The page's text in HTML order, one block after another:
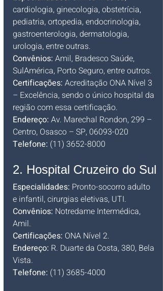
cardiologia, ginecologia, obstetrícia,
pediatria, ortopedia, endocrinologia,
gastroenterologia, dermatologia,
urologia, entre outras.
Convênios: Amil, Bradesco Saúde,
SulAmérica, Porto Seguro, entre outros.
Certificações: Acreditação ONA Nível 3
– Excelência, sendo o único hospital da
região com essa certificação.
Endereço: Av. Marechal Rondon, 299 –
Centro, Osasco – SP, 06093-020
Telefone: (11) 3652-8000
2. Hospital Cruzeiro do Sul
Especialidades: Pronto-socorro adulto
e infantil, cirurgias eletivas, UTI.
Convênios: Notredame Intermédica,
Amil.
Certificações: ONA Nível 2.
Endereço: R. Duarte da Costa, 380, Bela
Vista.
Telefone: (11) 3685-4000